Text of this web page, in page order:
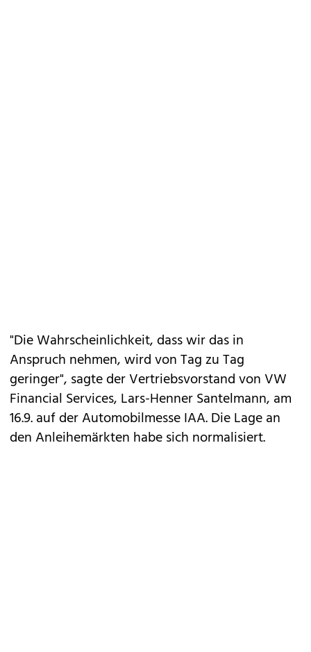
"Die Wahrscheinlichkeit, dass wir das in
Anspruch nehmen, wird von Tag zu Tag
geringer", sagte der Vertriebsvorstand von VW
Financial Services, Lars-Henner Santelmann, am
16.9. auf der Automobilmesse IAA. Die Lage an
den Anleihemärkten habe sich normalisiert.